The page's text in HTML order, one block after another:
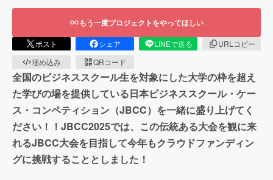
もう一度プロジェクトをやってほしい
ポスト シェア LINEで送る
URLコピー
埋め込み
QRコード
全国のビジネススクール生を対象にした大学の枠を超え
た学びの場を提供している日本ビジネススクール・ケー
ス・コンペティション（JBCC）を一緒に盛り上げてく
ださい！！JBCC2025では、この伝統ある大会を観に来
れるJBCC大会を目指して今年もクラウドファンディン
グに挑戦することとしました！